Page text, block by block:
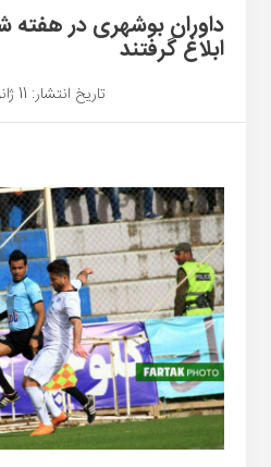
داوران بوشهری در
ابلاغ گرفتند
تاریخ انتشار: 11 ژانویه 2020